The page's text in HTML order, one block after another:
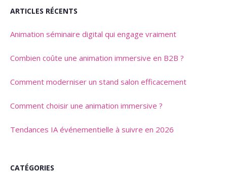
ARTICLES RÉCENTS
Animation séminaire digital qui engage vraiment
Combien coûte une animation immersive en B2B ?
Comment moderniser un stand salon efficacement
Comment choisir une animation immersive ?
Tendances IA événementielle à suivre en 2026
CATÉGORIES